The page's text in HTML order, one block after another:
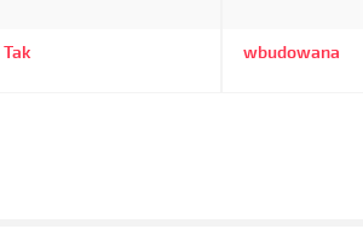
Tak wbudowana